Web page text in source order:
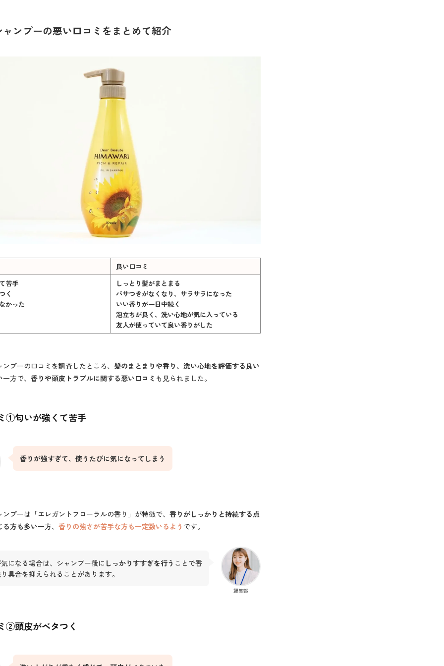
ンプーの悪い口コミをまとめて紹介
良い口コミ
苦手
く
かった
しっとり髪がまとまる
パサつきがなくなり、サラサラになった
いい香りが一日中続く
泡立ちが良く、洗い心地が気に入っている
友人が使っていて良い香りがした
プーの口コミを調査したところ、 髪のまとまりや香り、洗い心地を評価する良い
一方で、 香りや頭皮トラブルに関する悪い口コミ も見られました。
①匂いが強くて苦手
香りが強すぎて、使うたびに気になってしまう
プーは「エレガントフローラルの香り」が特徴で、 香りがしっかりと持続する点
る方も多い一方、 香りの強さが苦手な方も一定数いるよう です。
編集部
になる場合は、シャンプー後に しっかりすすぎを行う ことで香
具合を抑えられることがあります。
②頭皮がベタつく